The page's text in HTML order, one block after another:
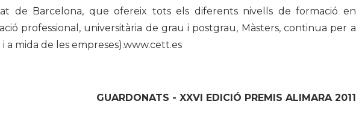
de Barcelona, que ofereix tots els diferents nivells de formació en
professional, universitària de grau i postgrau, Màsters, continua per a
a mida de les empreses).www.cett.es
GUARDONATS - XXVI EDICIÓ PREMIS ALIMARA 2011